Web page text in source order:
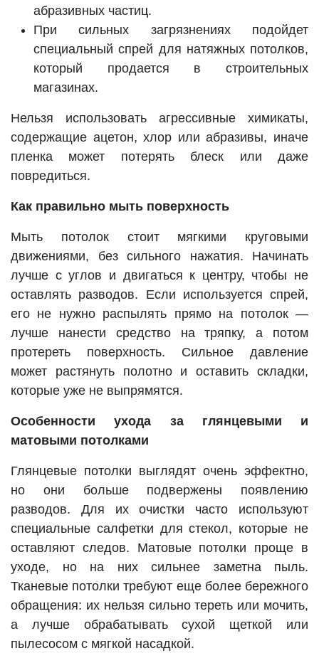
абразивных частиц.
При сильных загрязнениях подойдет
специальный спрей для натяжных потолков,
который продается в строительных
магазинах.
Нельзя использовать агрессивные химикаты,
содержащие ацетон, хлор или абразивы, иначе
пленка может потерять блеск или даже
повредиться.
Как правильно мыть поверхность
Мыть потолок стоит мягкими круговыми
движениями, без сильного нажатия. Начинать
лучше с углов и двигаться к центру, чтобы не
оставлять разводов. Если используется спрей,
его не нужно распылять прямо на потолок —
лучше нанести средство на тряпку, а потом
протереть поверхность. Сильное давление
может растянуть полотно и оставить складки,
которые уже не выпрямятся.
Особенности ухода за глянцевыми и
матовыми потолками
Глянцевые потолки выглядят очень эффектно,
но они больше подвержены появлению
разводов. Для их очистки часто используют
специальные салфетки для стекол, которые не
оставляют следов. Матовые потолки проще в
уходе, но на них сильнее заметна пыль.
Тканевые потолки требуют еще более бережного
обращения: их нельзя сильно тереть или мочить,
а лучше обрабатывать сухой щеткой или
пылесосом с мягкой насадкой.